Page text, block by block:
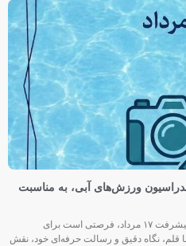
ورزش‌های آبی، به مناسبت
خبرنگاران؛ راویان آب، روایتگران تلاش و پیشرفت ۱۷ مرداد، فرصتی است برای
قلم، نگاه دقیق و رسالت حرفه‌ای خود، نقش